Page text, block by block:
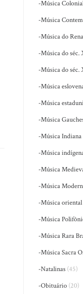
-Música
-Música
-Música do
-Música do
-Música do
-Música
-Música
-Música
-Música Indiana
-Música
-Música
-Música
-Música oriental
-Música
-Música Rara
-Música Sacra
-Natalinas (45)
-Obituário (20)